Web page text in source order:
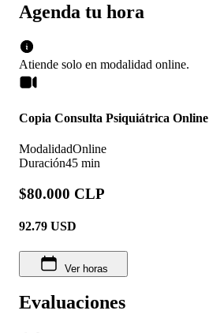
Agenda tu hora
Atiende solo en modalidad online.
Copia Consulta Psiquiátrica Online
ModalidadOnline
Duración45 min
$80.000 CLP
92.79 USD
Ver horas
Evaluaciones